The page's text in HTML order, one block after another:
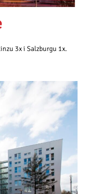
3x i Salzburgu 1x.